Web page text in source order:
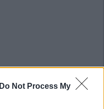
Do Not Process My